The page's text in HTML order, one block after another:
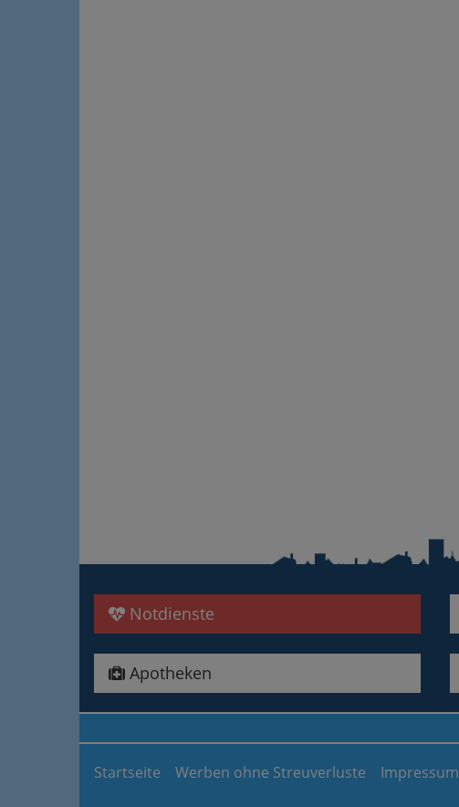
Notdienste
Apotheken
Startseite Werben ohne Streuverluste Impressum